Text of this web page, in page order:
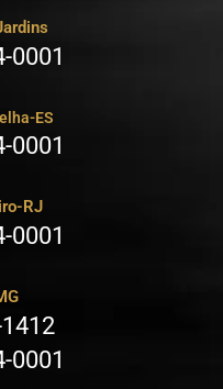
0001
ES
0001
RJ
0001
0001